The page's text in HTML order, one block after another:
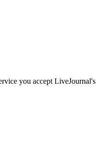
you accept LiveJournal's